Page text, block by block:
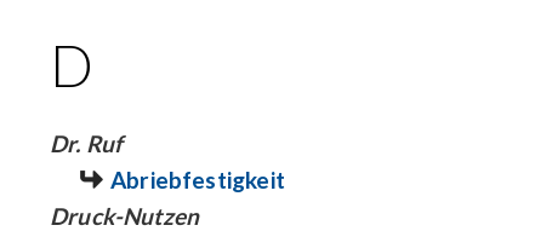
D
Dr. Ruf
Abriebfestigkeit
Druck-Nutzen